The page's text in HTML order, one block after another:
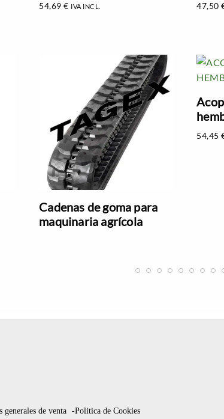
54,69€ IVA INCL. 47,50
Cadenas de goma para
maquinaria agrícola
54,45
generales de venta -Politica de Cookies